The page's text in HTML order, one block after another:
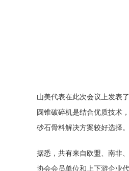
山美代表在此次会议上发表
圆锥破碎机是结合优质技术
砂石骨料解决方案较好选择
据悉，共有来自欧盟、南非
协会会员单位和上下游企业